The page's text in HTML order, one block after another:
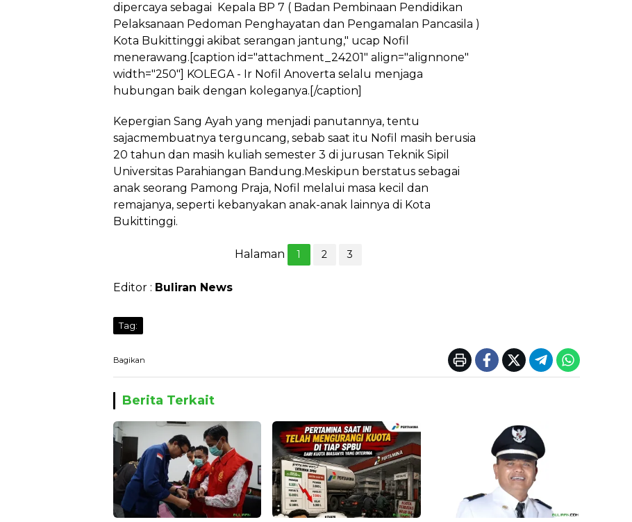
dipercaya sebagai Kepala BP 7 ( Badan Pembinaan Pendidikan
Pelaksanaan Pedoman Penghayatan dan Pengamalan Pancasila )
Kota Bukittinggi akibat serangan jantung," ucap Nofil
menerawang.[caption id="attachment_24201" align="alignnone"
width="250"] KOLEGA - Ir Nofil Anoverta selalu menjaga
hubungan baik dengan koleganya.[/caption]
Kepergian Sang Ayah yang menjadi panutannya, tentu
sajacmembuatnya terguncang, sebab saat itu Nofil masih berusia
20 tahun dan masih kuliah semester 3 di jurusan Teknik Sipil
Universitas Parahiangan Bandung.Meskipun berstatus sebagai
anak seorang Pamong Praja, Nofil melalui masa kecil dan
remajanya, seperti kebanyakan anak-anak lainnya di Kota
Bukittinggi.
Halaman 1 2 3
Editor : Buliran News
Tag:
Bagikan
Berita Terkait